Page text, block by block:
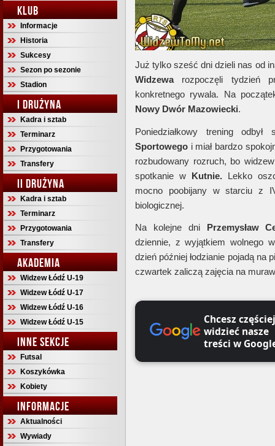
KLUB
Informacje
Historia
Sukcesy
Sezon po sezonie
Stadion
I DRUŻYNA
Kadra i sztab
Terminarz
Przygotowania
Transfery
II DRUŻYNA
Kadra i sztab
Terminarz
Przygotowania
Transfery
AKADEMIA
Widzew Łódź U-19
Widzew Łódź U-17
Widzew Łódź U-16
Widzew Łódź U-15
INNE SEKCJE
Futsal
Koszykówka
Kobiety
INFORMACJE
Aktualności
Wywiady
Już tylko sześć dni dzieli nas od
Widzewarozpoczęli tydzień
konkretnego rywala. Na
Nowy Dwór Mazowiecki.
Poniedziałkowy trening
Sportowego i miał bardzo
rozbudowany rozruch, bo
spotkanie w Kutnie. Lekko
mocno poobijany w starciu z
biologicznej.
Na kolejne dni Przemysław
dziennie, z wyjątkiem wolnego
dzień później łodzianie pojadą na
czwartek zaliczą zajęcia na
Chcesz częściej
widzieć nasze
treści w